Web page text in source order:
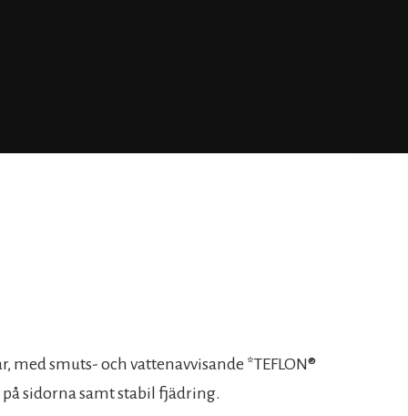
med smuts- och vattenavvisande *TEFLON®
sidorna samt stabil fjädring.